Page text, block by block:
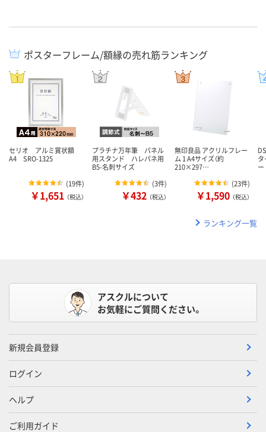
ポスターフレーム/額縁の売れ筋ランキング
セリオ アルミ賞状額
A4 SRO-1325
(19件)
￥1,651 （税込）
プラチナ万年筆 パネル
用スタンド ハレパネ用
B5-名刺サイズ
(3件)
￥432 （税込）
無印良品 アクリルフレー
ム 1 A4サイズ（約
210×297…
(23件)
￥1,590 （税込）
ランキング一覧
アスクルについて
お気軽にご質問ください。
新規会員登録
ログイン
ヘルプ
ご利用ガイド